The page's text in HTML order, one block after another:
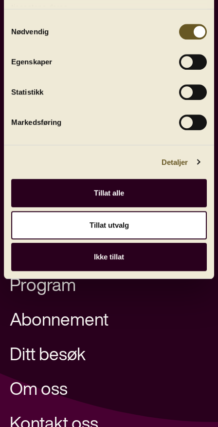
Nødvendig
Egenskaper
Statistikk
Markedsføring
Detaljer
Tillat alle
Tillat utvalg
Ikke tillat
Saraste har en forkjærlighet for
Bruckners store musikalske lerret, og
det er all grunn til å se fram til en
monument. Bergenspublikummet får
gleden av å være først ute med å høre
Lindbergs nye konsert med verdens
Les mer
Program
Abonnement
Ditt besøk
Om oss